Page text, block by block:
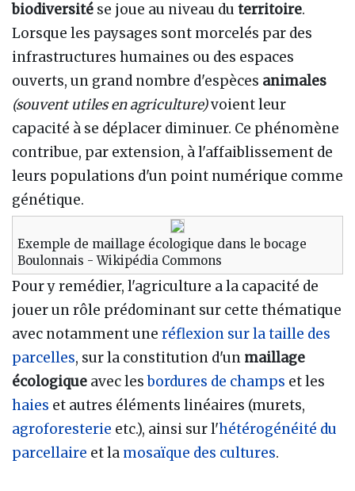
biodiversité se joue au niveau du territoire.
Lorsque les paysages sont morcelés par des
infrastructures humaines ou des espaces
ouverts, un grand nombre d'espèces animales
(souvent utiles en agriculture)voient leur
capacité à se déplacer diminuer. Ce phénomène
contribue, par extension, à l'affaiblissement de
leurs populations d'un point numérique comme
génétique.
Exemple de maillage écologique dans le bocage
Boulonnais - Wikipédia Commons
Pour y remédier, l'agriculture a la capacité de
jouer un rôle prédominant sur cette thématique
avec notamment une réflexion sur la taille des
parcelles, sur la constitution d'un maillage
écologique avec lesbordures de champs et les
haies et autres éléments linéaires (murets,
agroforesterie etc.), ainsi sur l'hétérogénéité du
parcellaire et la mosaïque des cultures.